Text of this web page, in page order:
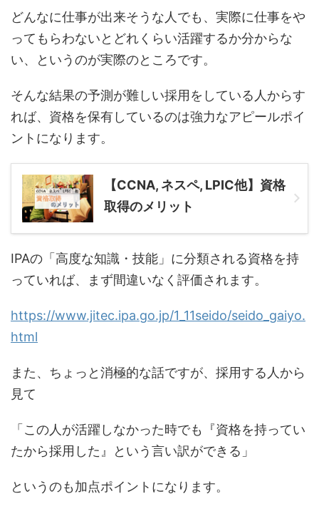
どんなに仕事が出来そうな人でも、実際に仕事をや
ってもらわないとどれくらい活躍するか分からな
い、というのが実際のところです。
そんな結果の予測が難しい採用をしている人からす
れば、資格を保有しているのは強力なアピールポイ
ントになります。
【CCNA, ネスペ, LPIC他】資格
取得のメリット
IPAの「高度な知識・技能」に分類される資格を持
っていれば、まず間違いなく評価されます。
https://www.jitec.ipa.go.jp/1_11seido/seido_gaiyo.
html
また、ちょっと消極的な話ですが、採用する人から
見て
「この人が活躍しなかった時でも『資格を持ってい
たから採用した』という言い訳ができる」
というのも加点ポイントになります。